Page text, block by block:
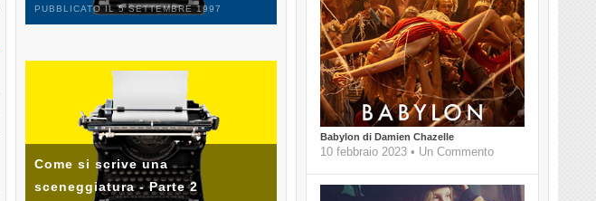
Babylon di Damien Chazelle
10 febbraio 2023 • Un Commento
PUBBLICATO IL 5 SETTEMBRE 1997
Come si scrive una
sceneggiatura - Parte 2